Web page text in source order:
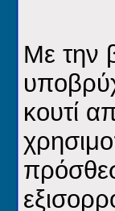
Με την
κουτί